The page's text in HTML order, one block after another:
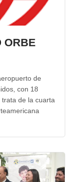
ORBE
de
con 18
de la cuarta